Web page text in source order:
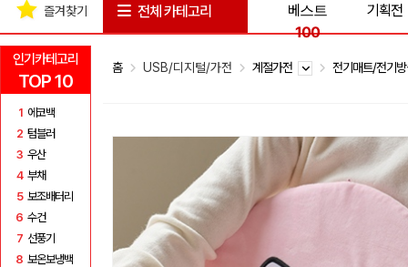
인기카테고리
TOP 10
1 에코백
2 텀블러
3 우산
4 부채
5 보조배터리
6 수건
7 선풍기
8 보온보냉백
즐겨찾기 전체 카테고리
베스트
100
기획전
홈 USB/디지털/가전 계절가전 전기매트/전기